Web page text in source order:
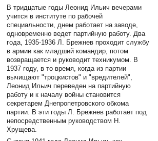
В тридцатые годы Леонид Ильич вечерами
учится в институте по рабочей
специальности, днем работает на заводе,
одновременно ведет партийную работу. Два
года, 1935-1936 Л. Брежнев проходит службу
в армии как младший командир, потом
возвращается и руководит техникумом. В
1937 году, в то время, когда из партии
вычищают "троцкистов" и "вредителей",
Леонид Ильич переведен на партийную
работу и к началу войны становится
секретарем Днепропетровского обкома
партии. В эти годы Л. Брежнев работает под
непосредственным руководством Н.
Хрущева.